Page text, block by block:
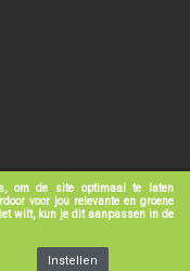
om de site optimaal te laten
voor jou relevante en groene
wilt, kun je dit aanpassen in de
Instellen
| Disclaimer